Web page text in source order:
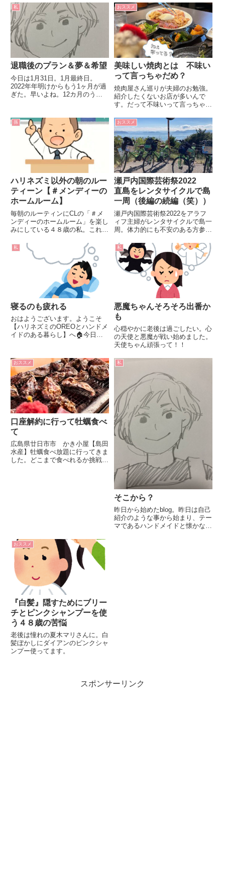
私
退職後のプラン＆夢＆希望
今日は1月31日。1月最終日。
2022年年明けからもう1ヶ月が過
ぎた。早いよね。12カ月のうち
を知ってる方にはよく聞かれるこ
と。『春から何をするの？』そり
ゃあ疑問に思うでしょうね。...
おススメ
美味しい焼肉とは 不味い
って言っちゃだめ？
焼肉屋さん巡りが夫婦のお勉強。
紹介したくないお店が多いんで
す。だって不味いって言っちゃダ
孫
ハリネズミ以外の朝のルー
ティーン【＃メンディーの
ホームルーム】
毎朝のルーティンにCLの「＃メ
ンディーのホームルーム」を楽し
みにしている４８歳の私。これを
おススメ
瀬戸内国際芸術祭2022
直島をレンタサイクルで島
一周（後編の続編（笑））
瀬戸内国際芸術祭2022をアラフ
ィフ主婦がレンタサイクルで島一
周。体力的にも不安のある方参考
私
寝るのも疲れる
おはようございます。ようこそ
【ハリネズミのOREOとハンドメ
イドのある暮らし】へ🏠今日か
ろから子供のころはよく怖い夢を
見て泣きながら目が覚めたりしま
せんでした？誰かに追いかけられ
て...
私
悪魔ちゃんそろそろ出番か
も
心穏やかに老後は過ごしたい。心
の天使と悪魔が戦い始めました。
天使ちゃん頑張って！！
おススメ
口座解約に行って牡蠣食べ
て
広島県廿日市市 かき小屋【島田
水産】牡蠣食べ放題に行ってきま
した。どこまで食べれるか挑戦
私
そこから？
昨日から始めたblog。昨日は自己
紹介のような事から始まり、テー
マであるハンドメイドと懐かない
おススメ
『白髪』隠すためにブリー
チとピンクシャンプーを使
う４８歳の苦悩
老後は憧れの夏木マリさんに。白
髪ぼかしにダイアンのピンクシャ
ンプー使ってます。
スポンサーリンク